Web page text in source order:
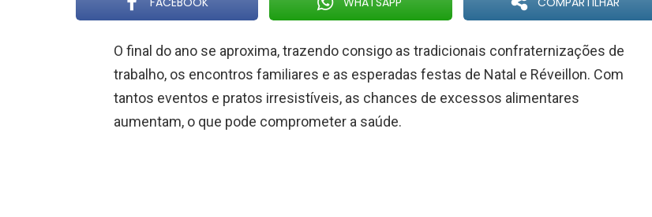
O final do ano se aproxima, trazendo consigo as tradicionais confraternizações de
trabalho, os encontros familiares e as esperadas festas de Natal e Réveillon. Com
tantos eventos e pratos irresistíveis, as chances de excessos alimentares
aumentam, o que pode comprometer a saúde.